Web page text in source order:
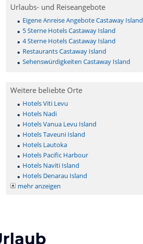
Urlaubs- und Reiseangebote
Eigene Anreise Angebote Castaway Island
5 Sterne Hotels Castaway Island
4 Sterne Hotels Castaway Island
Restaurants Castaway Island
Sehenswürdigkeiten Castaway Island
Weitere beliebte Orte
Hotels Viti Levu
Hotels Nadi
Hotels Vanua Levu Island
Hotels Taveuni Island
Hotels Lautoka
Hotels Pacific Harbour
Hotels Naviti Island
Hotels Denarau Island
mehr anzeigen